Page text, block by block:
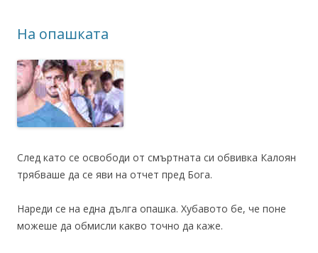
На опашката
След като се освободи от смъртната си обвивка Калоян
трябваше да се яви на отчет пред Бога.
Нареди се на една дълга опашка. Хубавото бе, че поне
можеше да обмисли какво точно да каже.